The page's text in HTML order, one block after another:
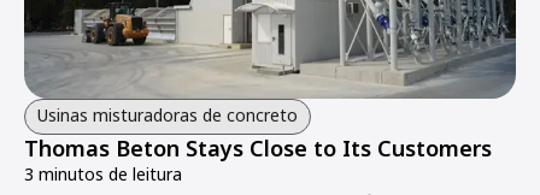
Usinas misturadoras de concreto
Thomas Beton Stays Close to Its Customers
3 minutos de leitura